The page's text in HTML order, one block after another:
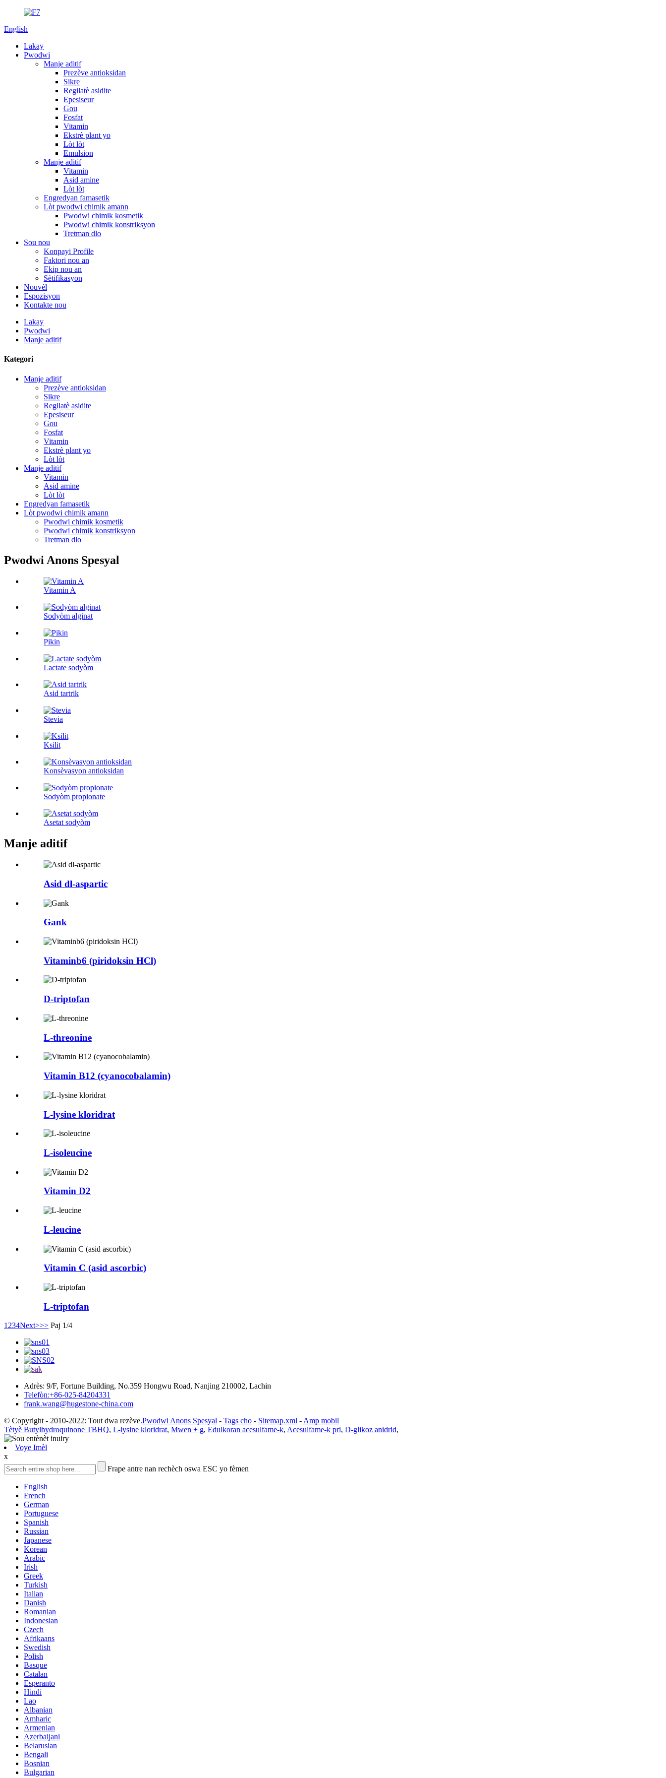
English
Lakay
Pwodwi
Manje aditif
Prezève antioksidan
Sikre
Regilatè asidite
Epesiseur
Gou
Fosfat
Vitamin
Ekstrè plant yo
Lòt lòt
Emulsion
Manje aditif
Vitamin
Asid amine
Lòt lòt
Engredyan famasetik
Lòt pwodwi chimik amann
Pwodwi chimik kosmetik
Pwodwi chimik konstriksyon
Tretman dlo
Sou nou
Konpayi Profile
Faktori nou an
Ekip nou an
Sètifikasyon
Nouvèl
Espozisyon
Kontakte nou
Lakay
Pwodwi
Manje aditif
Kategori
Manje aditif
Prezève antioksidan
Sikre
Regilatè asidite
Epesiseur
Gou
Fosfat
Vitamin
Ekstrè plant yo
Lòt lòt
Manje aditif
Vitamin
Asid amine
Lòt lòt
Engredyan famasetik
Lòt pwodwi chimik amann
Pwodwi chimik kosmetik
Pwodwi chimik konstriksyon
Tretman dlo
Pwodwi Anons Spesyal
Vitamin A
Sodyòm alginat
Pikin
Lactate sodyòm
Asid tartrik
Stevia
Ksilit
Konsèvasyon antioksidan
Sodyòm propionate
Asetat sodyòm
Manje aditif
Asid dl-aspartic
Gank
Vitaminb6 (piridoksin HCl)
D-triptofan
L-threonine
Vitamin B12 (cyanocobalamin)
L-lysine kloridrat
L-isoleucine
Vitamin D2
L-leucine
Vitamin C (asid ascorbic)
L-triptofan
1234Next>>> Paj 1/4
Adrès: 9/F, Fortune Building, No.359 Hongwu Road, Nanjing 210002, Lachin
Telefòn:+86-025-84204331
frank.wang@hugestone-china.com
© Copyright - 2010-2022: Tout dwa rezève.Pwodwi Anons Spesyal - Tags cho - Sitemap.xml -Amp mobil
Tètyè Butylhydroquinone TBHQ, L-lysine kloridrat, Mwen + g, Edulkoran acesulfame-k, Acesulfame-k pri, D-glikoz anidrid,
Voye Imèl
x
Frape antre nan rechèch oswa ESC yo fèmen
English
French
German
Portuguese
Spanish
Russian
Japanese
Korean
Arabic
Irish
Greek
Turkish
Italian
Danish
Romanian
Indonesian
Czech
Afrikaans
Swedish
Polish
Basque
Catalan
Esperanto
Hindi
Lao
Albanian
Amharic
Armenian
Azerbaijani
Belarusian
Bengali
Bosnian
Bulgarian